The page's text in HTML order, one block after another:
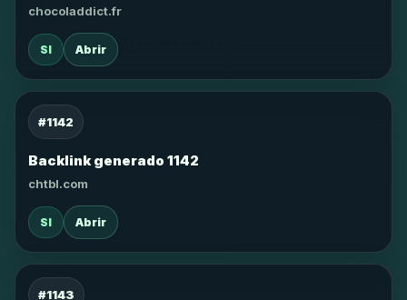
chocoladdict.fr
SI Abrir
#1142
Backlink generado 1142
chtbl.com
SI Abrir
#1143